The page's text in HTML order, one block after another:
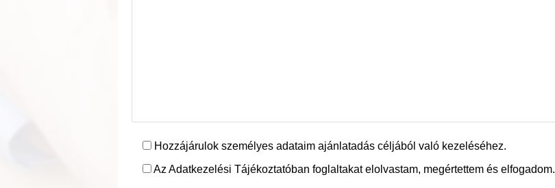
Hozzájárulok személyes adataim ajánlatadás céljából való kezeléséhez.
Az Adatkezelési Tájékoztatóban foglaltakat elolvastam, megértettem és elfogadom.